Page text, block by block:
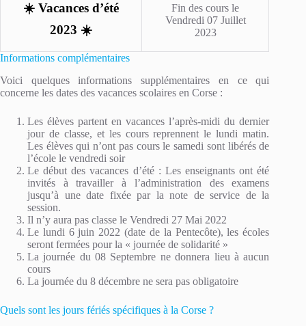
☀️ Vacances d’été
2023 ☀️
Fin des cours le
Vendredi 07 Juillet
2023
Informations complémentaires
Voici quelques informations supplémentaires en ce qui
concerne les dates des vacances scolaires en Corse :
Les élèves partent en vacances l’après-midi du dernier
jour de classe, et les cours reprennent le lundi matin.
Les élèves qui n’ont pas cours le samedi sont libérés de
l’école le vendredi soir
Le début des vacances d’été : Les enseignants ont été
invités à travailler à l’administration des examens
jusqu’à une date fixée par la note de service de la
session.
Il n’y aura pas classe le Vendredi 27 Mai 2022
Le lundi 6 juin 2022 (date de la Pentecôte), les écoles
seront fermées pour la « journée de solidarité »
La journée du 08 Septembre ne donnera lieu à aucun
cours
La journée du 8 décembre ne sera pas obligatoire
Quels sont les jours fériés spécifiques à la Corse ?